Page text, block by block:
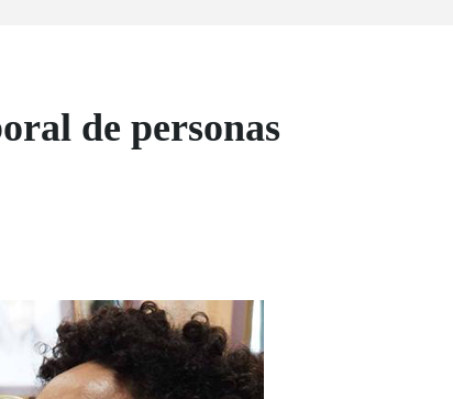
de personas